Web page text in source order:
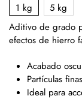
1 kg
5 kg
Aditivo de grado
efectos de hierro
Acabado
Partículas
Ideal para